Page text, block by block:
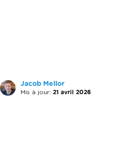
Jacob Mellor
Mis à jour: 21 avril 2026